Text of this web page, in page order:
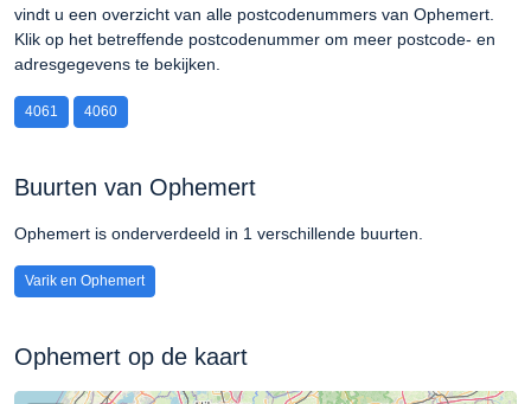
vindt u een overzicht van alle postcodenummers van Ophemert.
Klik op het betreffende postcodenummer om meer postcode- en
adresgegevens te bekijken.
4061 4060
Buurten van Ophemert
Ophemert is onderverdeeld in 1 verschillende buurten.
Varik en Ophemert
Ophemert op de kaart